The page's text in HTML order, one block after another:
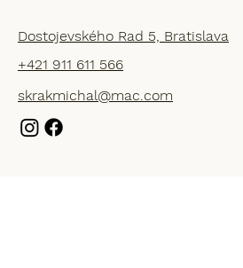
Dostojevského Rad 5, Bratislava
+421 911 611 566
skrakmichal@mac.com